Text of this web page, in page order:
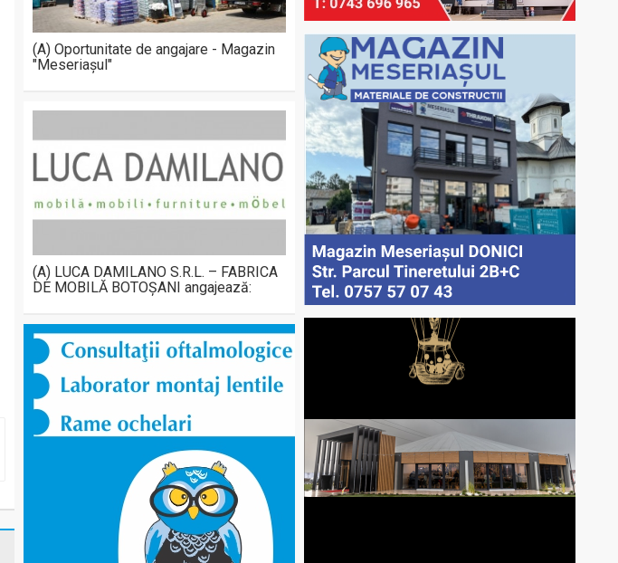
(A) Oportunitate de angajare - Magazin
"Meseriașul"
(A) LUCA DAMILANO S.R.L. – FABRICA
DE MOBILĂ BOTOȘANI angajează: